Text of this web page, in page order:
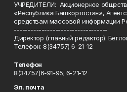
УЧРЕДИТЕЛИ: Акционерное
«Республика Башкортостан»,
средствам массовой информации
----------------------------------
Директор (главный редактор):
Телефон: 8(34757) 6-21-12
Телефон
8(34757)6-91-95; 6-21-12
Эл. почта